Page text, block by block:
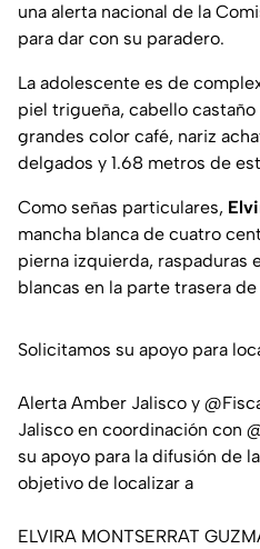
una alerta nacional de la
para dar con su paradero.
La adolescente es de
piel trigueña, cabello
grandes color café, nariz
delgados y 1.68 metros de
Como señas particulares,
mancha blanca de cuatro
pierna izquierda, raspaduras
blancas en la parte trasera
Solicitamos su apoyo para
Alerta Amber Jalisco y
Jalisco en coordinación con
su apoyo para la difusión de
objetivo de localizar a
ELVIRA MONTSERRAT